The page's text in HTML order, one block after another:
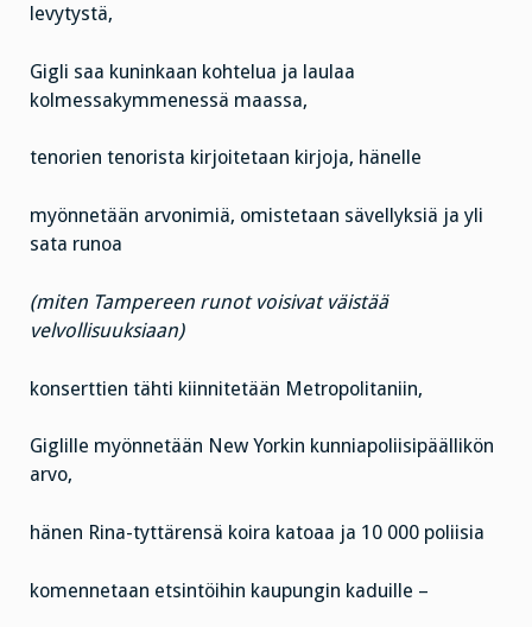
levytystä,
Gigli saa kuninkaan kohtelua ja laulaa
kolmessakymmenessä maassa,
tenorien tenorista kirjoitetaan kirjoja, hänelle
myönnetään arvonimiä, omistetaan sävellyksiä ja yli
sata runoa
(miten Tampereen runot voisivat väistää
velvollisuuksiaan)
konserttien tähti kiinnitetään Metropolitaniin,
Giglille myönnetään New Yorkin kunniapoliisipäällikön
arvo,
hänen Rina-tyttärensä koira katoaa ja 10 000 poliisia
komennetaan etsintöihin kaupungin kaduille –